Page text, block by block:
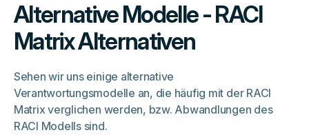
Alternative Modelle - RACI
Matrix Alternativen
Sehen wir uns einige alternative
Verantwortungsmodelle an, die häufig mit der RACI
Matrix verglichen werden, bzw. Abwandlungen des
RACI Modells sind.